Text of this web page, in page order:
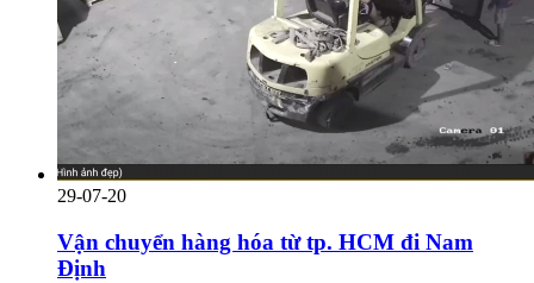
29-07-20
Vận chuyển hàng hóa từ tp. HCM đi Nam
Định